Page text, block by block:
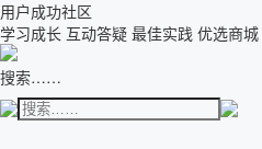
用户成功社区
学习成长 互动答疑 最佳实践 优选商城
搜索……